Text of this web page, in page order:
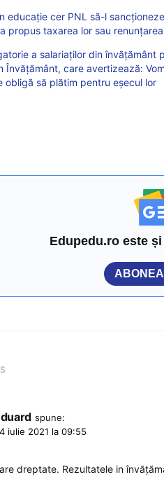
educație cer PNL să-l
propus taxarea lor sau
a salariaților din învățământ
Învățământ, care avertizează:
obligă să plătim pentru eșecul lor
Edupedu.ro este
spune:
iulie 2021 la 09:55
dreptate. Rezultatele in